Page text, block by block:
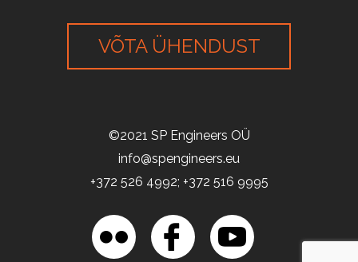
VÕTA ÜHENDUST
©2021 SP Engineers OÜ
info@spengineers.eu
+372 526 4992; +372 516 9995